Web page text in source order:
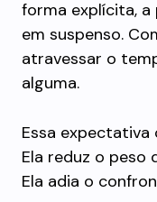
forma explícita,
em suspenso.
atravessar o
alguma.
Essa
Ela reduz o peso
Ela adia o